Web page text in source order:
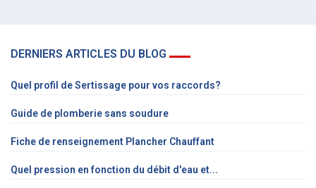
DERNIERS ARTICLES DU BLOG
Quel profil de Sertissage pour vos raccords?
Guide de plomberie sans soudure
Fiche de renseignement Plancher Chauffant
Quel pression en fonction du débit d'eau et...